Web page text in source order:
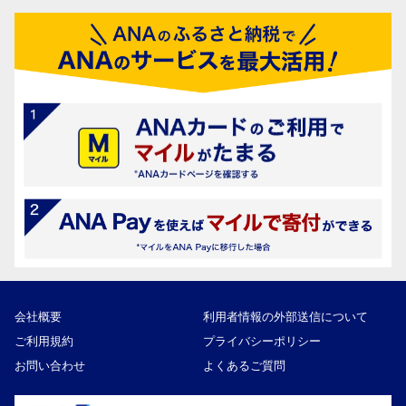
会社概要
利用者情報の外部送信について
ご利用規約
プライバシーポリシー
お問い合わせ
よくあるご質問